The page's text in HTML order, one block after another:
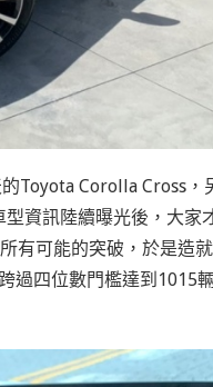
Toyota Corolla Cross
資訊陸續曝光後，大家
有可能的突破，於是造
過四位數門檻達到1015